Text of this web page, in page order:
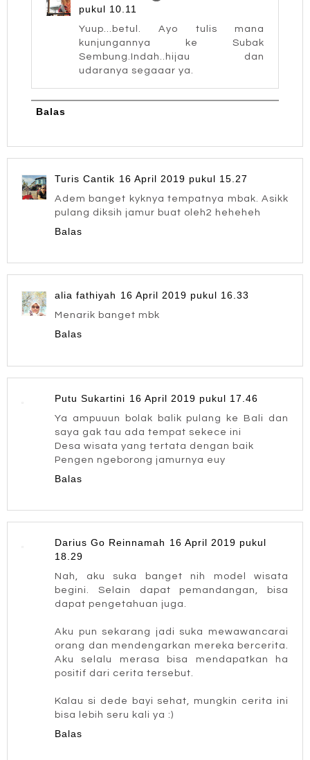
pukul 10.11
Yuup...betul. Ayo tulis mana
kunjungannya ke Subak
Sembung.Indah..hijau dan
udaranya segaaar ya.
Balas
Turis Cantik 16 April 2019 pukul 15.27
Adem banget kyknya tempatnya mbak. Asikk
pulang diksih jamur buat oleh2 heheheh
Balas
alia fathiyah 16 April 2019 pukul 16.33
Menarik banget mbk
Balas
Putu Sukartini 16 April 2019 pukul 17.46
Ya ampuuun bolak balik pulang ke Bali dan
saya gak tau ada tempat sekece ini
Desa wisata yang tertata dengan baik
Pengen ngeborong jamurnya euy
Balas
Darius Go Reinnamah 16 April 2019 pukul
18.29
Nah, aku suka banget nih model wisata
begini. Selain dapat pemandangan, bisa
dapat pengetahuan juga.
Aku pun sekarang jadi suka mewawancarai
orang dan mendengarkan mereka bercerita.
Aku selalu merasa bisa mendapatkan ha
positif dari cerita tersebut.
Kalau si dede bayi sehat, mungkin cerita ini
bisa lebih seru kali ya :)
Balas